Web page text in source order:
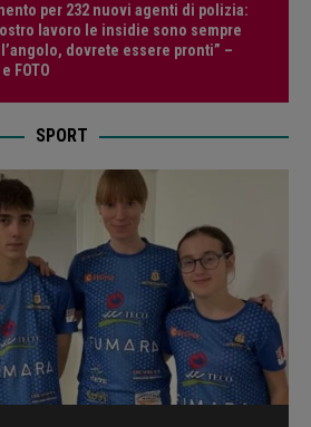
per 232 nuovi agenti di polizia:
lavoro le insidie sono sempre
dovrete essere pronti” –
FOTO
SPORT